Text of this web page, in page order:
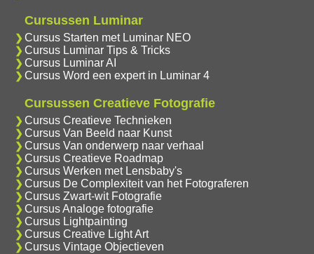
Cursussen Luminar
Cursus Starten met Luminar NEO
Cursus Luminar Tips & Tricks
Cursus Luminar AI
Cursus Word een expert in Luminar 4
Cursussen Creatieve Fotografie
Cursus Creatieve Technieken
Cursus Van Beeld naar Kunst
Cursus Van onderwerp naar verhaal
Cursus Creatieve Roadmap
Cursus Werken met Lensbaby's
Cursus De Complexiteit van het Fotograferen
Cursus Zwart-wit Fotografie
Cursus Analoge fotografie
Cursus Lightpainting
Cursus Creative Light Art
Cursus Vintage Objectieven